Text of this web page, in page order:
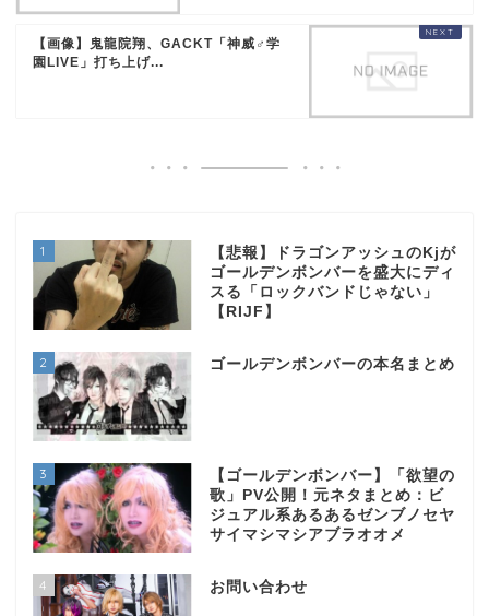
【画像】鬼龍院翔、GACKT「神威♂学
園LIVE」打ち上げ...
1
【悲報】ドラゴンアッシュのKjが
ゴールデンボンバーを盛大にディ
スる「ロックバンドじゃない」
【RIJF】
2 ゴールデンボンバーの本名まとめ
3
【ゴールデンボンバー】「欲望の
歌」PV公開！元ネタまとめ：ビ
ジュアル系あるあるゼンブノセヤ
サイマシマシアブラオオメ
4 お問い合わせ